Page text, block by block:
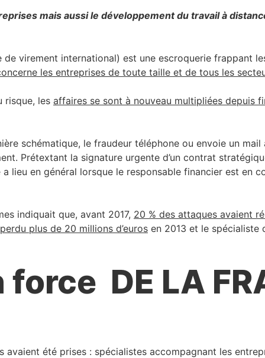
mais aussi le développement du travail à
virement international) est une escroquerie frappant
les entreprises de toute taille et de tous les
risque, les affaires se sont à nouveau multipliées depuis
schématique, le fraudeur téléphone ou envoie un
Prétextant la signature urgente d’un contrat
lieu en général lorsque le responsable financier est en
indiquait que, avant 2017, 20 % des attaques avaient
plus de 20 millions d’euros en 2013 et le spécialiste
DE LA
avaient été prises : spécialistes accompagnant les